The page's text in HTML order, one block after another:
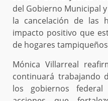
del Gobierno Municipal
la cancelación de las
impacto positivo que
de hogares
Mónica Villarreal
continuará trabajando
los gobiernos